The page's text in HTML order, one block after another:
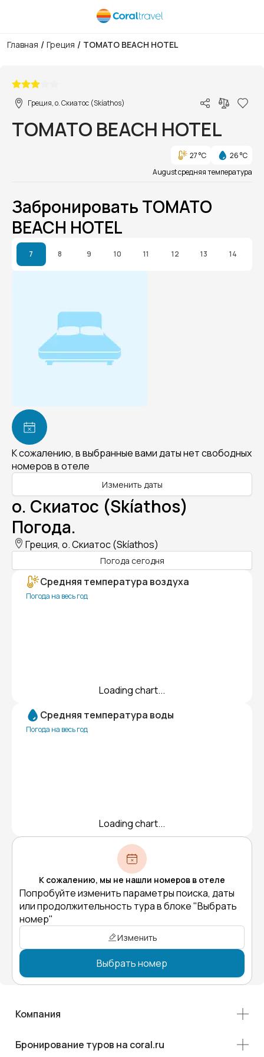
Главная / Греция / TOMATO BEACH HOTEL
Греция, о. Скиатос (Skíathos)
TOMATO BEACH HOTEL
27 °C
26 °C
August средняя температура
Забронировать TOMATO
BEACH HOTEL
7 8 9 10 11 12 13 14
К сожалению, в выбранные вами даты нет свободных
номеров в отеле
Изменить даты
о. Скиатос (Skíathos)
Погода.
Греция, о. Скиатос (Skíathos)
Погода сегодня
Средняя температура воздуха
Погода на весь год
Loading chart...
Средняя температура воды
Погода на весь год
Loading chart...
К сожалению, мы не нашли номеров в отеле
Попробуйте изменить параметры поиска, даты
или продолжительность тура в блоке "Выбрать
номер"
Изменить
Выбрать номер
Компания
Бронирование туров на coral.ru